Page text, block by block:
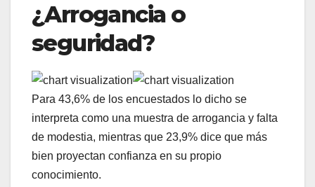
¿Arrogancia o
seguridad?
Para 43,6% de los encuestados lo dicho se
interpreta como una muestra de arrogancia y falta
de modestia, mientras que 23,9% dice que más
bien proyectan confianza en su propio
conocimiento.